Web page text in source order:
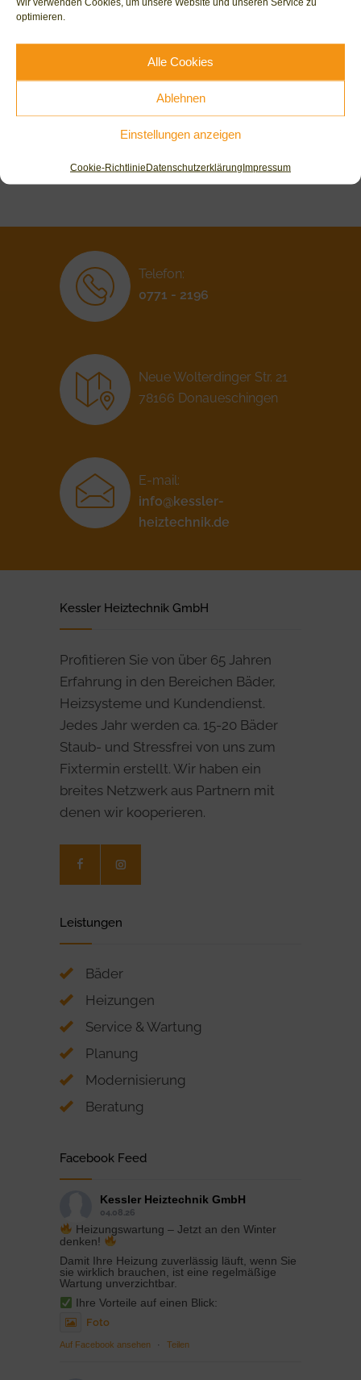
optimieren.
Alle Cookies
Ablehnen
Einstellungen anzeigen
Cookie-RichtlinieDatenschutzerklärungImpressum
Mehr laden...
Folge uns auf Instagram
Telefon:
0771 - 2196
Neue Wolterdinger Str. 21
78166 Donaueschingen
E-mail:
info@kessler-
heiztechnik.de
Kessler Heiztechnik GmbH
Profitieren Sie von über 65 Jahren
Erfahrung in den Bereichen Bäder,
Heizsysteme und Kundendienst.
Jedes Jahr werden ca. 15-20 Bäder
Staub- und Stressfrei von uns zum
Fixtermin erstellt. Wir haben ein
breites Netzwerk aus Partnern mit
denen wir kooperieren.
Leistungen
Bäder
Heizungen
Service & Wartung
Planung
Modernisierung
Beratung
Facebook Feed
Kessler Heiztechnik GmbH
04.08.26
Heizungswartung – Jetzt an den Winter
denken!
Damit Ihre Heizung zuverlässig läuft, wenn Sie
sie wirklich brauchen, ist eine regelmäßige
Wartung unverzichtbar.
Ihre Vorteile auf einen Blick:
Foto
Auf Facebook ansehen · Teilen